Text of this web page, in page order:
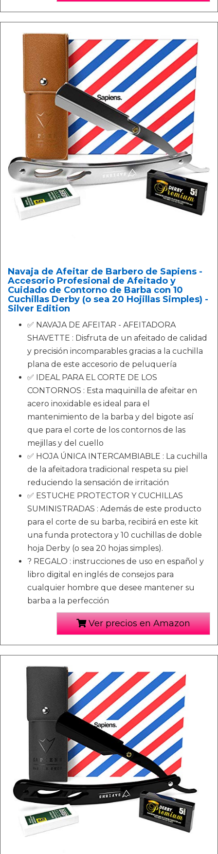
Navaja de Afeitar de Barbero de Sapiens -
Accesorio Profesional de Afeitado y
Cuidado de Contorno de Barba con 10
Cuchillas Derby (o sea 20 Hojillas Simples) -
Silver Edition
✅ NAVAJA DE AFEITAR - AFEITADORA
SHAVETTE : Disfruta de un afeitado de calidad
y precisión incomparables gracias a la cuchilla
plana de este accesorio de peluquería
✅ IDEAL PARA EL CORTE DE LOS
CONTORNOS : Esta maquinilla de afeitar en
acero inoxidable es ideal para el
mantenimiento de la barba y del bigote así
que para el corte de los contornos de las
mejillas y del cuello
✅ HOJA ÚNICA INTERCAMBIABLE : La cuchilla
de la afeitadora tradicional respeta su piel
reduciendo la sensación de irritación
✅ ESTUCHE PROTECTOR Y CUCHILLAS
SUMINISTRADAS : Además de este producto
para el corte de su barba, recibirá en este kit
una funda protectora y 10 cuchillas de doble
hoja Derby (o sea 20 hojas simples).
? REGALO : instrucciones de uso en español y
libro digital en inglés de consejos para
cualquier hombre que desee mantener su
barba a la perfección
Ver precios en Amazon